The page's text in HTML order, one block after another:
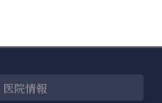
医院情報